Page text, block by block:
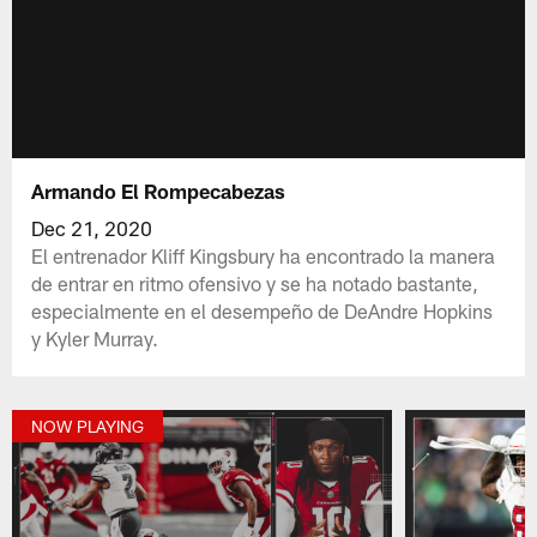
Armando El Rompecabezas
Dec 21, 2020
El entrenador Kliff Kingsbury ha encontrado la manera
de entrar en ritmo ofensivo y se ha notado bastante,
especialmente en el desempeño de DeAndre Hopkins
y Kyler Murray.
NOW PLAYING